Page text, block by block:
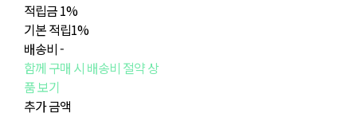
적립금1%
기본 적립1%
배송비-
함께 구매 시 배송비 절약 상
품 보기
추가 금액